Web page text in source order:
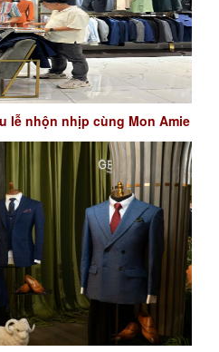
lễ nhộn nhịp cùng Mon Amie